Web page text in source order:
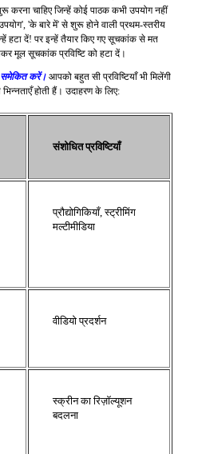
करना चाहिए जिन्हें कोई पाठक कभी उपयोग नहीं
'के बारे में' से शुरू होने वाली प्रथम-स्तरीय
हटा दें! पर इन्हें तैयार किए गए सूचकांक से मत
मूल सूचकांक प्रविष्टि को हटा दें।
समेकित करें। आपको बहुत सी प्रविष्टियाँ भी मिलेंगी
होती हैं। उदाहरण के लिए:
संशोधित प्रविष्टियाँ
प्रौद्योगिकियाँ, स्ट्रीमिंग
मल्टीमीडिया
वीडियो प्रदर्शन
स्क्रीन का रिज़ॉल्यूशन
बदलना